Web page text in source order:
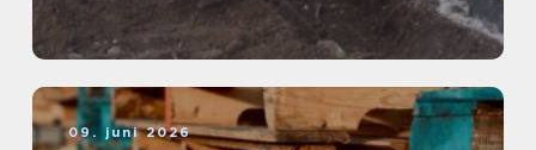
09. juni 2026